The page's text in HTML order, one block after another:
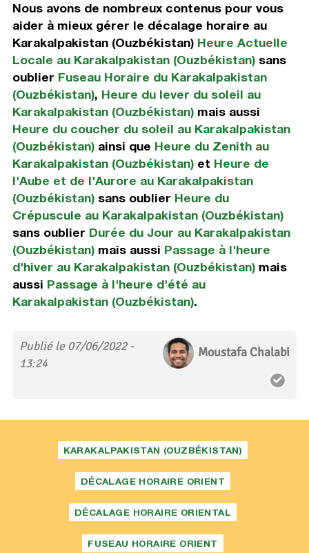
Nous avons de nombreux contenus pour vous
aider à mieux gérer le décalage horaire au
Karakalpakistan (Ouzbékistan) Heure Actuelle
Locale au Karakalpakistan (Ouzbékistan)sans
oublier Fuseau Horaire du Karakalpakistan
(Ouzbékistan), Heure du lever du soleil au
Karakalpakistan (Ouzbékistan)mais aussi
Heure du coucher du soleil au Karakalpakistan
(Ouzbékistan)ainsi que Heure du Zenith au
Karakalpakistan (Ouzbékistan)et Heure de
l'Aube et de l'Aurore au Karakalpakistan
(Ouzbékistan)sans oublier Heure du
Crépuscule au Karakalpakistan (Ouzbékistan)
sans oublier Durée du Jour au Karakalpakistan
(Ouzbékistan)mais aussi Passage à l'heure
d'hiver au Karakalpakistan (Ouzbékistan)mais
aussi Passage à l'heure d'été au
Karakalpakistan (Ouzbékistan).
Publié le 07/06/2022 -
13:24
Moustafa Chalabi
KARAKALPAKISTAN (OUZBÉKISTAN)
DÉCALAGE HORAIRE ORIENT
DÉCALAGE HORAIRE ORIENTAL
FUSEAU HORAIRE ORIENT